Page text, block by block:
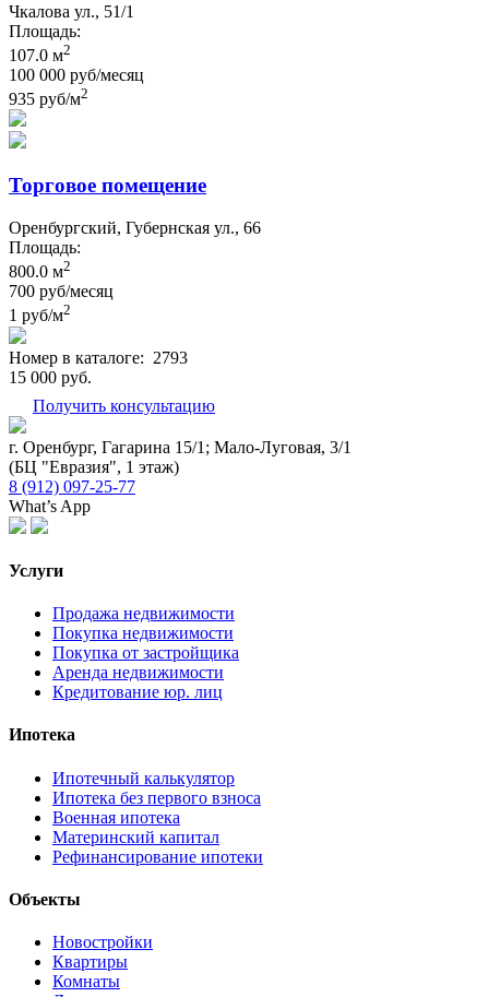
Чкалова ул., 51/1
Площадь:
107.0 м2
100 000 руб/месяц
935 руб/м2
Торговое помещение
Оренбургский, Губернская ул., 66
Площадь:
800.0 м2
700 руб/месяц
1 руб/м2
Номер в каталоге: 2793
15 000 руб.
Получить консультацию
г. Оренбург, Гагарина 15/1; Мало-Луговая, 3/1
(БЦ "Евразия", 1 этаж)
8 (912) 097-25-77
What’s App
Услуги
Продажа недвижимости
Покупка недвижимости
Покупка от застройщика
Аренда недвижимости
Кредитование юр. лиц
Ипотека
Ипотечный калькулятор
Ипотека без первого взноса
Военная ипотека
Материнский капитал
Рефинансирование ипотеки
Объекты
Новостройки
Квартиры
Комнаты